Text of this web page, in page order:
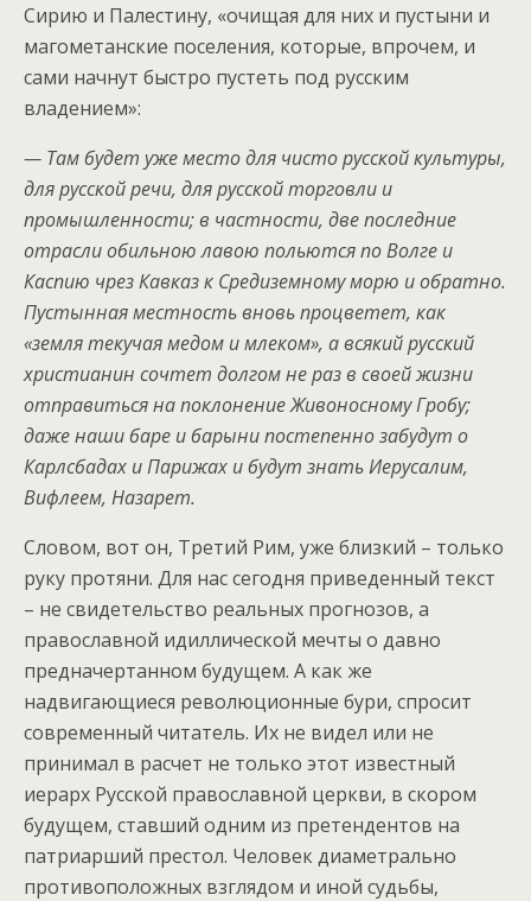
Сирию и Палестину, «очищая для них и пустыни и
магометанские поселения, которые, впрочем, и
сами начнут быстро пустеть под русским
владением»:
— Там будет уже место для чисто русской культуры,
для русской речи, для русской торговли и
промышленности; в частности, две последние
отрасли обильною лавою польются по Волге и
Каспию чрез Кавказ к Средиземному морю и обратно.
Пустынная местность вновь процветет, как
«земля текучая медом и млеком», а всякий русский
христианин сочтет долгом не раз в своей жизни
отправиться на поклонение Живоносному Гробу;
даже наши баре и барыни постепенно забудут о
Карлсбадах и Парижах и будут знать Иерусалим,
Вифлеем, Назарет.
Словом, вот он, Третий Рим, уже близкий – только
руку протяни. Для нас сегодня приведенный текст
– не свидетельство реальных прогнозов, а
православной идиллической мечты о давно
предначертанном будущем. А как же
надвигающиеся революционные бури, спросит
современный читатель. Их не видел или не
принимал в расчет не только этот известный
иерарх Русской православной церкви, в скором
будущем, ставший одним из претендентов на
патриарший престол. Человек диаметрально
противоположных взглядом и иной судьбы,